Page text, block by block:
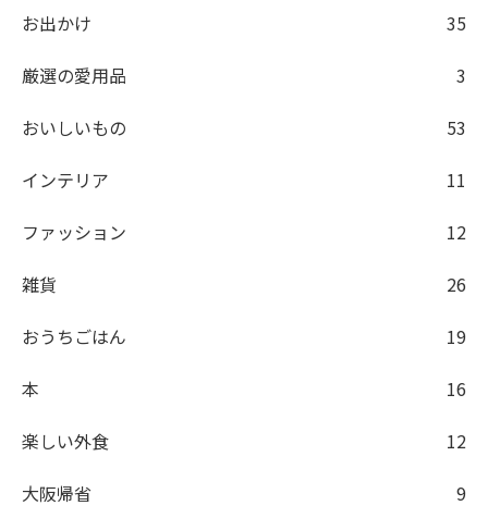
お出かけ
35
厳選の愛用品
3
おいしいもの
53
インテリア
11
ファッション
12
雑貨
26
おうちごはん
19
本
16
楽しい外食
12
大阪帰省
9